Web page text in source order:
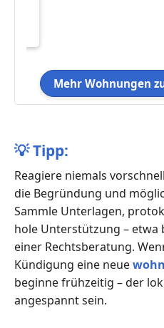
Mehr Wohnungen
💡Tipp:
Reagiere niemals
die Begründung und
Sammle Unterlagen,
hole Unterstützung –
einer Rechtsberatung.
Kündigung eine neue
beginne frühzeitig – der
angespannt sein.